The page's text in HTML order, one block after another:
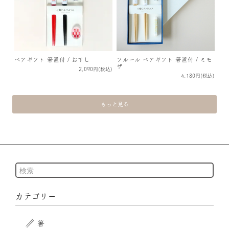
ペアギフト 箸置付 / おすし
2,090円(税込)
フルール ペアギフト 箸置付 / ミモ
ザ
4,180円(税込)
もっと見る
カテゴリー
箸